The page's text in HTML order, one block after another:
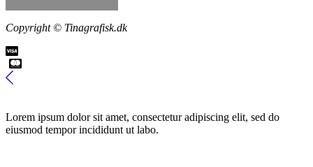
Copyright © Tinagrafisk.dk
Lorem ipsum dolor sit amet, consectetur adipiscing elit, sed do
eiusmod tempor incididunt ut labo.